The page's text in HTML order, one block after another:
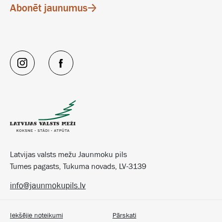
Latvijas valsts mežu Jaunmoku pils
Tumes pagasts, Tukuma novads, LV-3139
Abonēt jaunumus
Iekšējie noteikumi Pārskati
info@jaunmokupils.lv